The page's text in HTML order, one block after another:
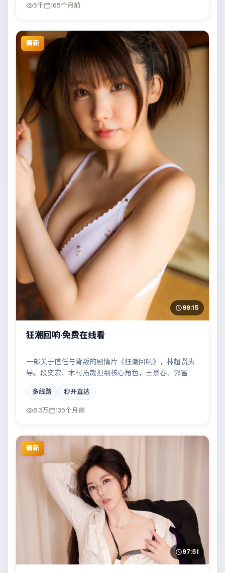
5千 165个月前
最新
99:15
狂潮回响·免费在线看
一部关于信任与背叛的剧情片《狂潮回响》，林超贤执
导。段奕宏、木村拓哉担纲核心角色，王景春、郭富
城、黄政民等实力加盟，取景与班底多来自西班牙。科
技伦理与情感羁绊形成强烈对撞。结尾留白耐人寻味。
多线路 秒开直达
8.3万 135个月前
最新
97:51